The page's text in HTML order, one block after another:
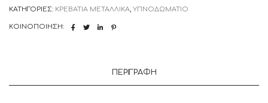
ΥΦΑΣΜΑΤΙΝΟ
ΚΕΦΑΛΑΡΙ
ΔΙΠΛΟ
ΕΚ,
ΚΑΤΗΓΟΡΊΕΣ: ΚΡΕΒΑΤΙΑ ΜΕΤΑΛΛΙΚΑ, ΥΠΝΟΔΩΜΑΤΙΟ
ΚΟΙΝΟΠΟΊΗΣΗ:
ΠΕΡΙΓΡΑΦΉ